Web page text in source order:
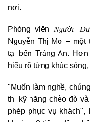
nơi.
Phóng viên Người
Nguyễn Thị Mơ –
tại bến Tràng An.
hiểu rõ từng khúc
"Muốn làm nghề,
thi kỹ năng chèo đò
phép phục vụ